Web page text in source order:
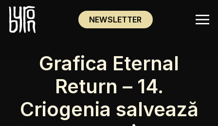
NEWSLETTER
Grafica Eternal
Return – 14.
Criogenia salvează